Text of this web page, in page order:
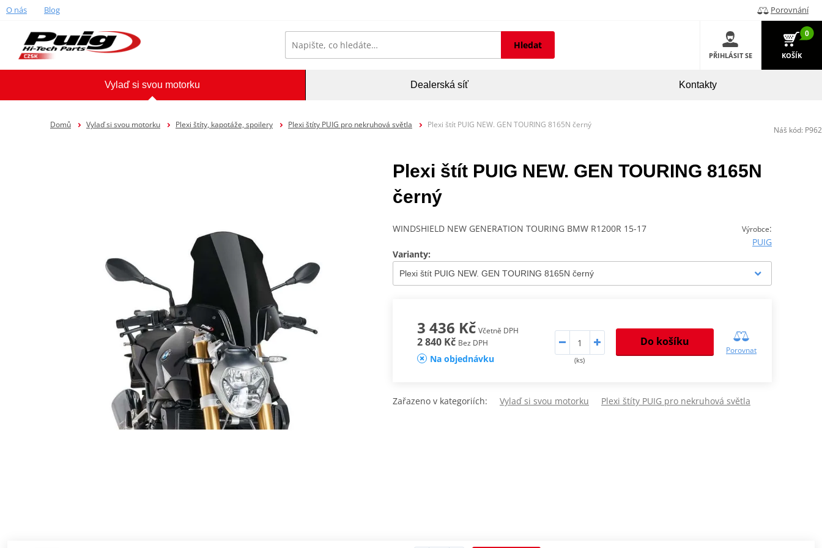
O nás Blog Porovnání
Hledat
PŘIHLÁSIT SE
0
KOŠÍK
Vylaď si svou motorku Dealerská síť Kontakty
Domů Vylaď si svou motorku Plexi štíty, kapotáže, spoilery Plexi štíty PUIG pro nekruhová světla Plexi štít PUIG NEW. GEN TOURING 8165N černý
Plexi štít PUIG NEW. GEN TOURING 8165N
černý
Výrobce:
PUIG
WINDSHIELD NEW GENERATION TOURING BMW R1200R 15-17
Varianty:
3 436 Kč Včetně DPH
2 840 Kč Bez DPH
Na objednávku (ks)
Do košíku
Porovnat
Zařazeno v kategoriích: Vylaď si svou motorku Plexi štíty PUIG pro nekruhová světla
Náš kód: P962